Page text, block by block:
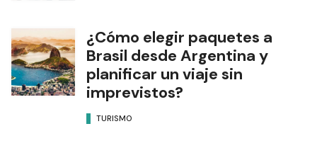
¿Cómo elegir paquetes a
Brasil desde Argentina y
planificar un viaje sin
imprevistos?
TURISMO